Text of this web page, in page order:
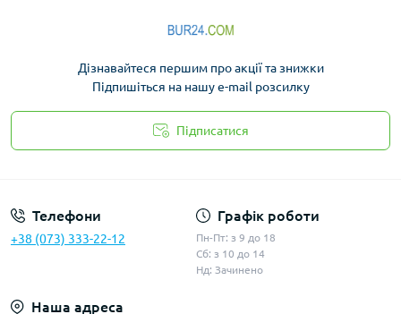
Дізнавайтеся першим про акції та знижки
Підпишіться на нашу e-mail розсилку
Підписатися
Телефони
+38 (073) 333-22-12
Графік роботи
Пн-Пт: з 9 до 18
Сб: з 10 до 14
Нд: Зачинено
Наша адреса